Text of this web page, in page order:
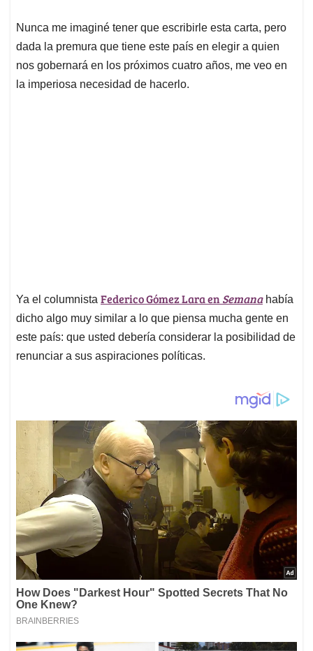
p
p
o
k
I
n
s
Nunca me imaginé tener que escribirle esta carta, pero
dada la premura que tiene este país en elegir a quien
nos gobernará en los próximos cuatro años, me veo en
la imperiosa necesidad de hacerlo.
Ya el columnista Federico Gómez Lara enSemanahabía
dicho algo muy similar a lo que piensa mucha gente en
este país: que usted debería considerar la posibilidad de
renunciar a sus aspiraciones políticas.